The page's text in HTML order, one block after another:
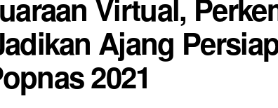
Virtual,
Ajang
2021